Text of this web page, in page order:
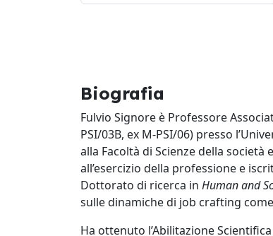
Biografia
Fulvio Signore è Professore
PSI/03B, ex M-PSI/06) presso
alla Facoltà di Scienze della
all’esercizio della professione e
Dottorato di ricerca in Human and
sulle dinamiche di job crafting
Ha ottenuto l’Abilitazione